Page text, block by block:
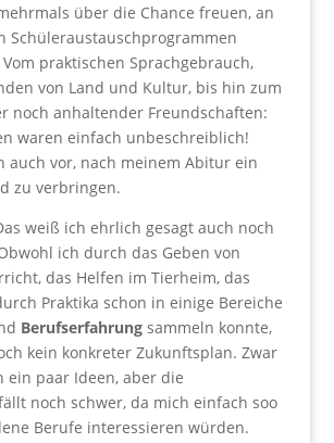
über die Chance freuen, an
Schüleraustauschprogrammen
praktischen Sprachgebrauch,
von Land und Kultur, bis hin zum
noch anhaltender Freundschaften:
waren einfach unbeschreiblich!
auch vor, nach meinem Abitur ein
zu verbringen.
weiß ich ehrlich gesagt auch noch
ich durch das Geben von
das Helfen im Tierheim, das
Praktika schon in einige Bereiche
Berufserfahrung sammeln konnte,
kein konkreter Zukunftsplan. Zwar
ein paar Ideen, aber die
noch schwer, da mich einfach soo
Berufe interessieren würden.